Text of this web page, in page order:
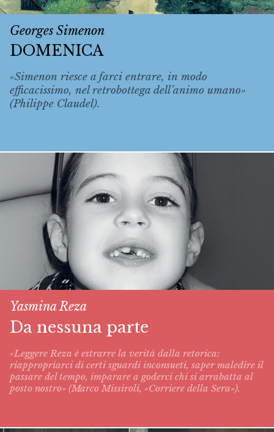
Georges Simenon
DOMENICA
«Simenon riesce a farci entrare, in modo
efficacissimo, nel retrobottega dell’animo umano»
(Philippe Claudel).
Yasmina Reza
Da nessuna parte
«Leggere Reza è estrarre la verità dalla retorica:
riappropriarci di certi sguardi inconsueti, saper maledire il
passare del tempo, imparare a goderci chi si arrabatta al
posto nostro» (Marco Missiroli, «Corriere della Sera»).